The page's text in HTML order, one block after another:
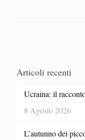
Articoli recenti
Ucraina: il
8 Agosto 2026
L’autunno dei